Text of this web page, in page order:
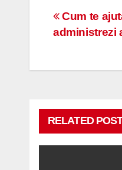
articole
Cum te
administrezi
RELATED